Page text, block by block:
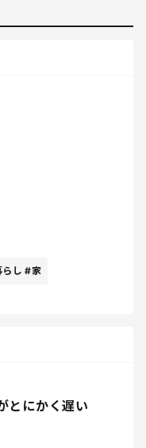
ろうな、
届いてびっくり。
ら、
し #家
とにかく遅い